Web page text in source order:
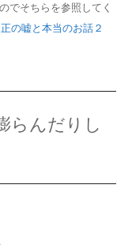
でそちらを参照してく
の嘘と本当のお話２
らんだりし